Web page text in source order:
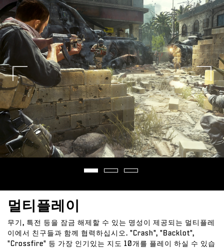
멀티플레이
무기, 특전 등을 잠금 해제할 수 있는 명성이 제공되는 멀티플레
이에서 친구들과 함께 협력하십시오. "Crash", "Backlot",
"Crossfire" 등 가장 인기있는 지도 10개를 플레이 하실 수 있습